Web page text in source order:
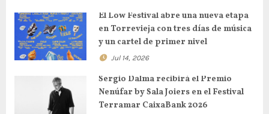
El Low Festival abre una nueva etapa
en Torrevieja con tres días de música
y un cartel de primer nivel
Jul 14, 2026
Sergio Dalma recibirá el Premio
Nenúfar by Sala Joiers en el Festival
Terramar CaixaBank 2026